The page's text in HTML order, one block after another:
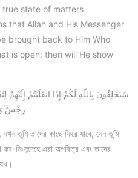
state of matters
that Allah and His Messenger
brought back to Him Who
is open: then will He show
رِجْسٌ
তুমি তাদের কাছে ফিরে যাবে, যেন তুমি
কর-নিঃসন্দেহে এরা অপবিত্র এবং তাদের